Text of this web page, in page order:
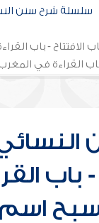
سلسلة شرح سنن
- باب
القراءة في المغرب
- باب